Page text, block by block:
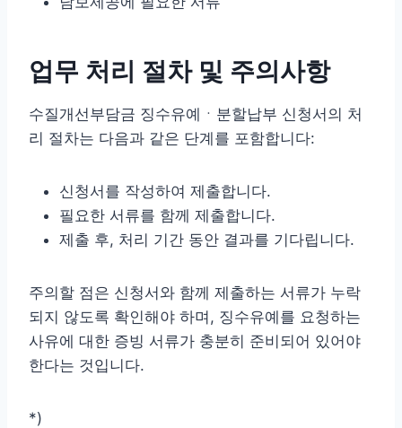
업무 처리 절차 및 주의사항
수질개선부담금 징수유예ㆍ분할납부 신청서의 처
리 절차는 다음과 같은 단계를 포함합니다:
신청서를 작성하여 제출합니다.
필요한 서류를 함께 제출합니다.
제출 후, 처리 기간 동안 결과를 기다립니다.
주의할 점은 신청서와 함께 제출하는 서류가 누락
되지 않도록 확인해야 하며, 징수유예를 요청하는
사유에 대한 증빙 서류가 충분히 준비되어 있어야
한다는 것입니다.
*)